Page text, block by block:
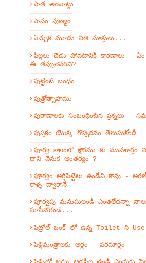
పాత అలవాట్లు
పాపం పుణ్యం
పిచ్చుక మూడు నీతి సూక్తులు...
పిల్లలు చెడు పోవటానికి కారణాలు - ఏం
ఈ తప్పులెవరివి?
పుట్టింటి బంధం
పుత్రోత్సాహము
పురాణాలకు సంబంధించిన ప్రశ్నలు -
పుస్తకం యొక్క గొప్పదనం తెలుసుకోండి
పూర్వ కాలంలో క్షౌరము కు ముహూర్తం
దాని వెనుక ఆంతర్యం ?
పూర్వం అగ్గిపెట్టెలు ఉండేవి కావు -
రాళ్ళ ద్వారానే
పూర్వపు మనుషులండి ఎంతలేదన్నా
సూసీవోరండే...
పెట్రోల్ బంక్ లో ఉన్న Toilet ని
పెళ్లిమంత్రాలకు అర్థం - పరమార్థం